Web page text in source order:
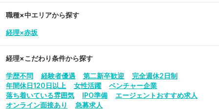
職種×中エリアから探す
経理×赤坂
経理×こだわり条件から探す
学歴不問 経験者優遇 第二新卒歓迎
完全週休2日制
年間休日120日以上
女性活躍
ベンチャー企業
落ち着いている雰囲気
IPO準備
エージェントおすすめ求人
オンライン面接あり
急募求人